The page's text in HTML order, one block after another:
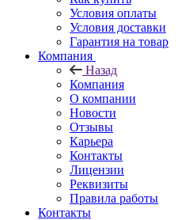
Условия оплаты
Условия доставки
Гарантия на товар
Компания
Назад
Компания
О компании
Новости
Отзывы
Карьера
Контакты
Лицензии
Реквизиты
Правила работы
Контакты